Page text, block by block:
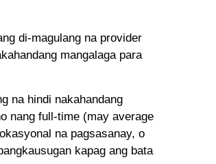
di-magulang na provider
mangalaga para
na hindi nakahandang
nang full-time (may average
na pagsasanay, o
kapag ang bata